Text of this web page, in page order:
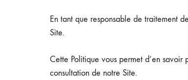
En tant que responsable de traitement
Site.
Cette Politique vous permet d’en
consultation de notre Site.